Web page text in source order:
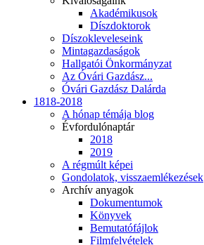
Akadémikusok
Díszdoktorok
Díszokleveleseink
Mintagazdaságok
Hallgatói Önkormányzat
Az Óvári Gazdász...
Óvári Gazdász Dalárda
1818-2018
A hónap témája blog
Évfordulónaptár
2018
2019
A régmúlt képei
Gondolatok, visszaemlékezések
Archív anyagok
Dokumentumok
Könyvek
Bemutatófájlok
Filmfelvételek